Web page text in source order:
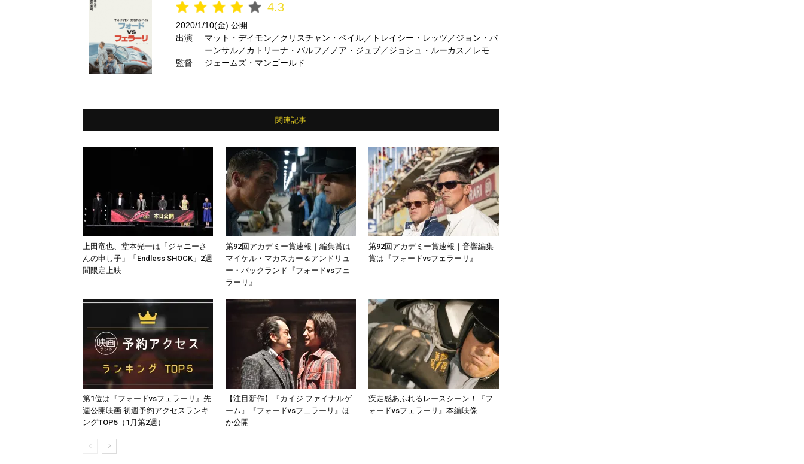
4.3
2020/1/10(金) 公開
出演
マット・デイモン／クリスチャン・ベイル／トレイシー・レッツ／ジョン・バ
ーンサル／カトリーナ・バルフ／ノア・ジュプ／ジョシュ・ルーカス／レモ・
ジローネ／レイ・マッキノン ほか
監督 ジェームズ・マンゴールド
関連記事
上⽥⻯也、堂本光⼀は「ジャニーさ
んの申し⼦」「Endless SHOCK」2週
間限定上映
第92回アカデミー賞速報｜編集賞は
マイケル・マカスカー＆アンドリュ
ー・バックランド『フォードvsフェ
ラーリ』
第92回アカデミー賞速報｜音響編集
賞は『フォードvsフェラーリ』
第1位は『フォードvsフェラーリ』先
週公開映画 初週予約アクセスランキ
ングTOP5（1月第2週）
【注目新作】『カイジ ファイナルゲ
ーム』『フォードvsフェラーリ』ほ
か公開
疾走感あふれるレースシーン！『フ
ォードvsフェラーリ』本編映像